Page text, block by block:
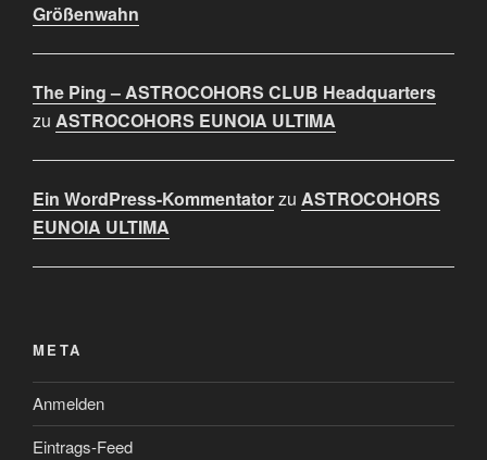
Größenwahn
The Ping – ASTROCOHORS CLUB Headquarters
zu ASTROCOHORS EUNOIA ULTIMA
Ein WordPress-Kommentatorzu ASTROCOHORS
EUNOIA ULTIMA
META
Anmelden
Eintrags-Feed